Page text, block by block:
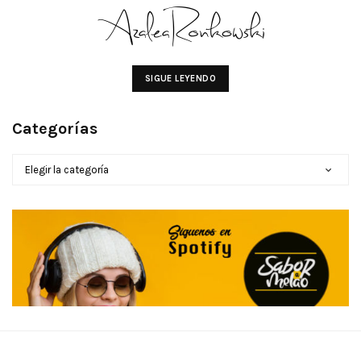
SIGUE LEYENDO
Categorías
CATEGORÍAS